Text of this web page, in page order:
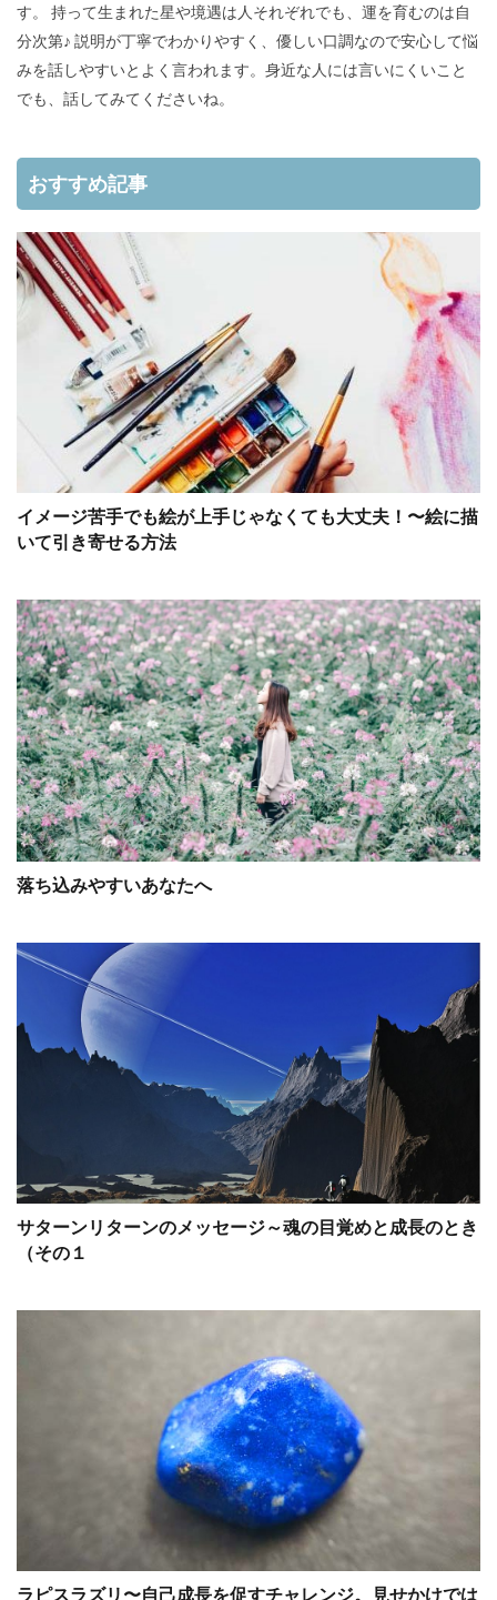
す。 持って生まれた星や境遇は人それぞれでも、運を育むのは自
分次第♪ 説明が丁寧でわかりやすく、優しい口調なので安心して悩
みを話しやすいとよく言われます。身近な人には言いにくいこと
でも、話してみてくださいね。
おすすめ記事
イメージ苦手でも絵が上手じゃなくても大丈夫！〜絵に描
いて引き寄せる方法
落ち込みやすいあなたへ
サターンリターンのメッセージ～魂の目覚めと成長のとき
（その１
ラピスラズリ〜自己成長を促すチャレンジ。見せかけでは